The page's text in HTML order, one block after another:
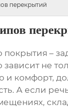
перекрытий
–
зависит не
комфорт,
А если